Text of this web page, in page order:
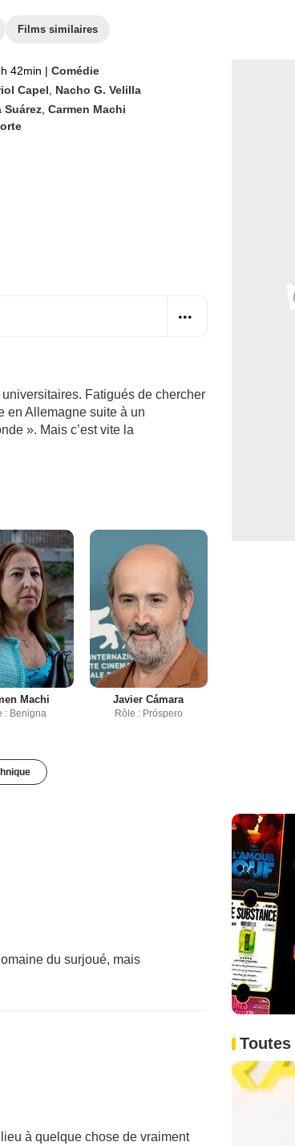
Films similaires
42min | Comédie
Capel
Nacho G. Velilla
Suárez Carmen Machi
Fatigués de chercher
en Allemagne suite à un
». Mais c’est vite la
Machi
: Benigna
Javier Cámara
Rôle : Próspero
du surjoué, mais
à quelque chose de vraiment